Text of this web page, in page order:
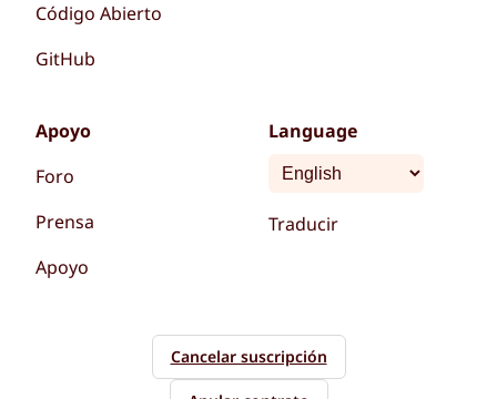
Código Abierto
GitHub
Apoyo
Foro
Prensa
Apoyo
Language
Traducir
Cancelar suscripción